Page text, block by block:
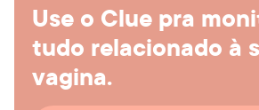
Use o Clue pra
tudo relacionado à
vagina.